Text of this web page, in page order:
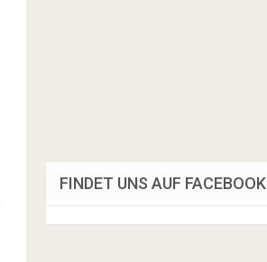
FINDET UNS AUF FACEBOOK